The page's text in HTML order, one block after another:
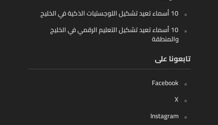
10 أسماء تعيد تشكيل اللوجستيات الذكية في الخليج
10 أسماء تعيد تشكيل التعليم الرقمي في الخليج
والمنطقة
تابعونا على
Facebook
X
Instagram